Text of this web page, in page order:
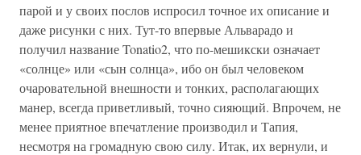
парой и у своих послов испросил точное их описание и
даже рисунки с них. Тут-то впервые Альварадо и
получил название Tonatio2, что по-мешикски означает
«солнце» или «сын солнца», ибо он был человеком
очаровательной внешности и тонких, располагающих
манер, всегда приветливый, точно сияющий. Впрочем, не
менее приятное впечатление производил и Тапия,
несмотря на громадную свою силу. Итак, их вернули, и